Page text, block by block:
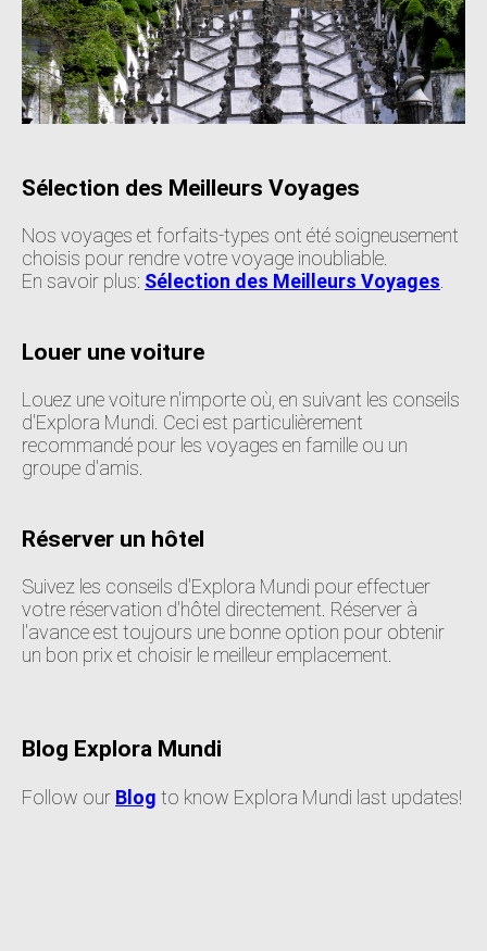
Sélection des Meilleurs Voyages
Nos voyages et forfaits-types ont été soigneusement
choisis pour rendre votre voyage inoubliable.
En savoir plus: Sélection des Meilleurs Voyages.
Louer une voiture
Louez une voiture n'importe où, en suivant les conseils
d'Explora Mundi. Ceci est particulièrement
recommandé pour les voyages en famille ou un
groupe d'amis.
Réserver un hôtel
Suivez les conseils d'Explora Mundi pour effectuer
votre réservation d'hôtel directement. Réserver à
l'avance est toujours une bonne option pour obtenir
un bon prix et choisir le meilleur emplacement.
Blog Explora Mundi
Follow our Blog to know Explora Mundi last updates!